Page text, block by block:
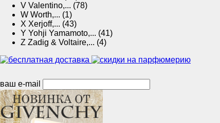
V Valentino,... (78)
W Worth,... (1)
X Xerjoff,... (43)
Y Yohji Yamamoto,... (41)
Z Zadig & Voltaire,... (4)
ваш e-mail